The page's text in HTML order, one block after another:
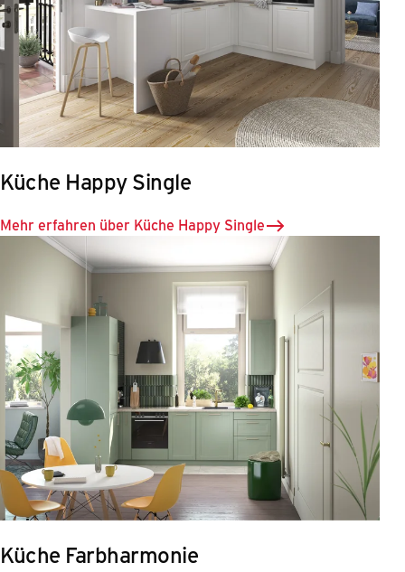
Küche Happy Single
Mehr erfahren über Küche Happy Single
Küche Farbharmonie